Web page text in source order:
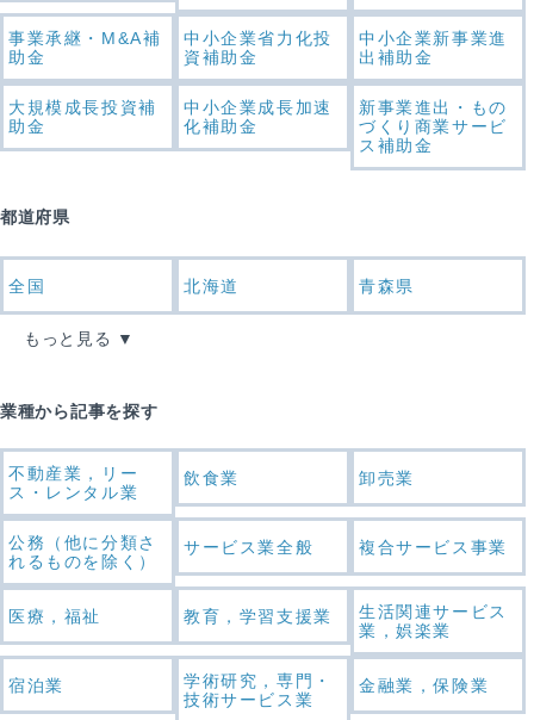
事業承継・M&A補
助金
中小企業省力化投
資補助金
中小企業新事業進
出補助金
大規模成長投資補
助金
中小企業成長加速
化補助金
新事業進出・もの
づくり商業サービ
ス補助金
都道府県
全国 北海道 青森県
もっと見る
業種から記事を探す
不動産業，リー
ス・レンタル業
飲食業 卸売業
公務（他に分類さ
れるものを除く）
サービス業全般 複合サービス事業
医療，福祉 教育，学習支援業
生活関連サービス
業，娯楽業
宿泊業
学術研究，専門・
技術サービス業
金融業，保険業